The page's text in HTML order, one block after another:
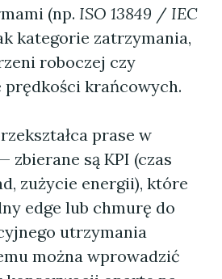
(np. ISO 13849 / IEC
kategorie zatrzymania,
roboczej czy
krańcowych.
prase w
zbierane są KPI (czas
zużycie energii), które
edge lub chmurę do
utrzymania
można wprowadzić